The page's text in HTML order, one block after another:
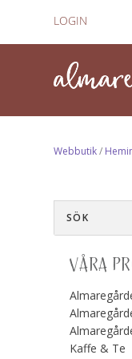
LOGIN
Webbutik/
VÅRA
Kaffe & Te